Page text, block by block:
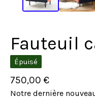
Fauteuil
Épuisé
750,00 €
Notre dernière